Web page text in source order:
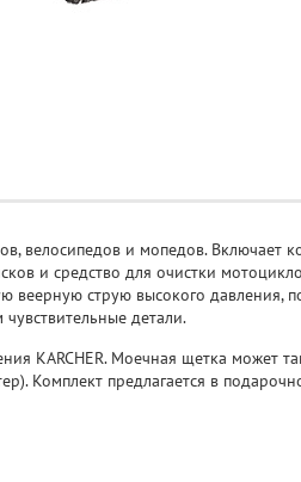
велосипедов и мопедов. Включает
и средство для очистки
струю высокого давления,
детали.
KARCHER. Моечная щетка может
Комплект предлагается в